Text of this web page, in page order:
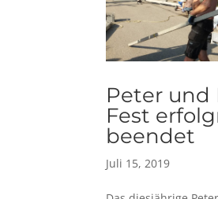
Peter und
Fest
beendet
Juli 15, 2019